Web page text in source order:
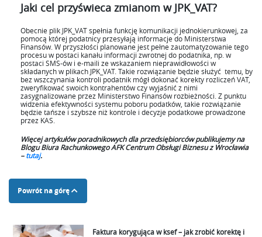
Jaki cel przyświeca zmianom w JPK_VAT?
Obecnie plik JPK_VAT spełnia funkcję komunikacji jednokierunkowej, za
pomocą której podatnicy przesyłają informacje do Ministerstwa
Finansów. W przyszłości planowane jest pełne zautomatyzowanie tego
procesu w postaci kanału informacji zwrotnej do podatnika, np. w
postaci SMS-ów i e-maili ze wskazaniem nieprawidłowości w
składanych w plikach JPK_VAT. Takie rozwiązanie będzie służyć temu, by
bez wszczynania kontroli podatnik mógł dokonać korekty rozliczeń VAT,
zweryfikować swoich kontrahentów czy wyjaśnić z nimi
zasygnalizowane przez Ministerstwo Finansów rozbieżności. Z punktu
widzenia efektywności systemu poboru podatków, takie rozwiązanie
będzie tańsze i szybsze niż kontrole i decyzje podatkowe prowadzone
przez KAS.
Więcej artykułów poradnikowych dla przedsiębiorców publikujemy na
Blogu Biura Rachunkowego AFK Centrum Obsługi Biznesu z Wrocławia
–tutaj.
Powrót na górę
Faktura korygująca w ksef – jak zrobić korektę i